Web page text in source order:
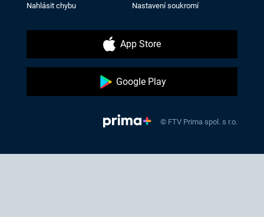
Nahlásit chybu Nastavení soukromí
App Store
Google Play
© FTV Prima spol. s r.o.